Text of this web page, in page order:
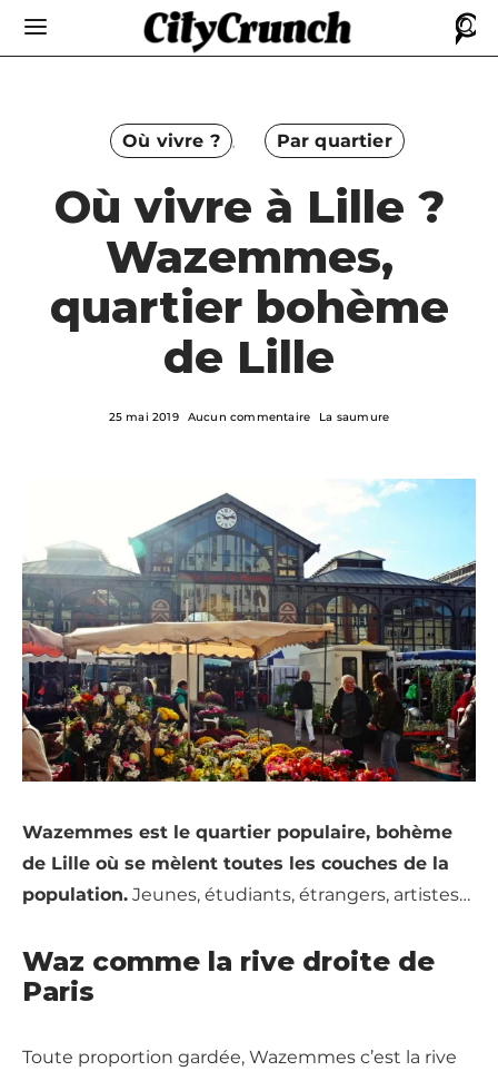
Où vivre ? Par quartier
Où vivre à Lille ?
Wazemmes,
quartier bohème
de Lille
25 mai 2019 Aucun commentaire La saumure
Wazemmes est le quartier populaire, bohème
de Lille où se mèlent toutes les couches de la
population. Jeunes, étudiants, étrangers, artistes…
Waz comme la rive droite de
Paris
Toute proportion gardée, Wazemmes c’est la rive